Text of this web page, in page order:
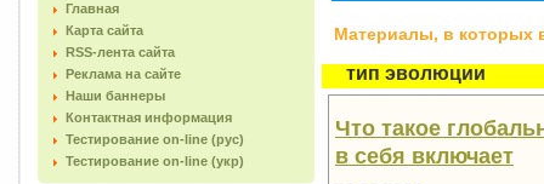
Главная
Карта сайта
RSS-лента сайта
Реклама на сайте
Наши баннеры
Контактная информация
Тестирование on-line (рус)
Тестирование on-line (укр)
Материалы, в которых
тип эволюции
Что такое
в себя включает